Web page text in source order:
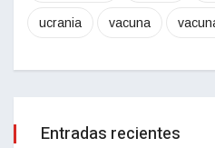
ucrania vacuna
Entradas recientes